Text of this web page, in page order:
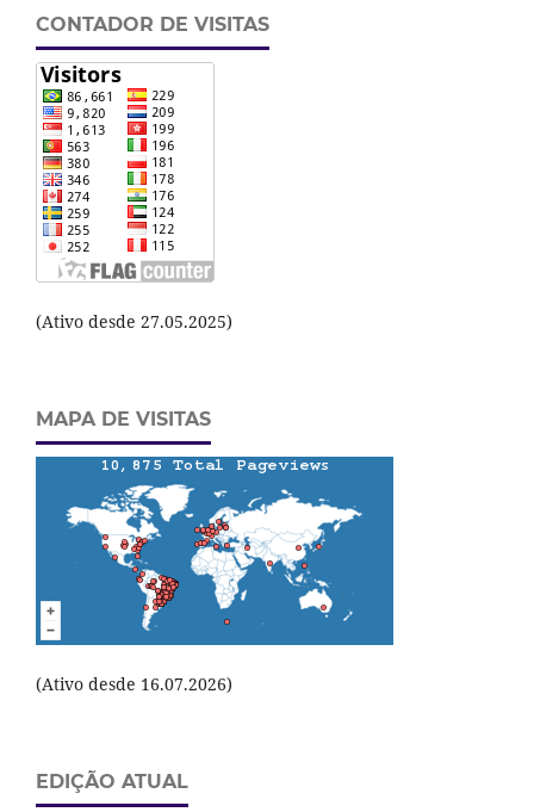
CONTADOR DE VISITAS
(Ativo desde 27.05.2025)
MAPA DE VISITAS
(Ativo desde 16.07.2026)
EDIÇÃO ATUAL